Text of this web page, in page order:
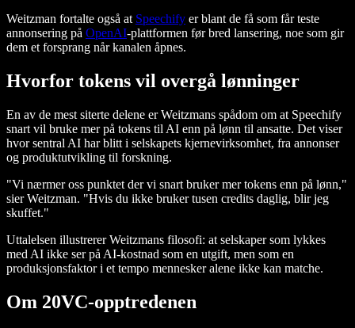
Weitzman fortalte også at Speechify er blant de få som får teste
annonsering på OpenAI-plattformen før bred lansering, noe som gir
dem et forsprang når kanalen åpnes.
Hvorfor tokens vil overgå lønninger
En av de mest siterte delene er Weitzmans spådom om at Speechify
snart vil bruke mer på tokens til AI enn på lønn til ansatte. Det viser
hvor sentral AI har blitt i selskapets kjernevirksomhet, fra annonser
og produktutvikling til forskning.
"Vi nærmer oss punktet der vi snart bruker mer tokens enn på lønn,"
sier Weitzman. "Hvis du ikke bruker tusen credits daglig, blir jeg
skuffet."
Uttalelsen illustrerer Weitzmans filosofi: at selskaper som lykkes
med AI ikke ser på AI-kostnad som en utgift, men som en
produksjonsfaktor i et tempo mennesker alene ikke kan matche.
Om 20VC-opptredenen